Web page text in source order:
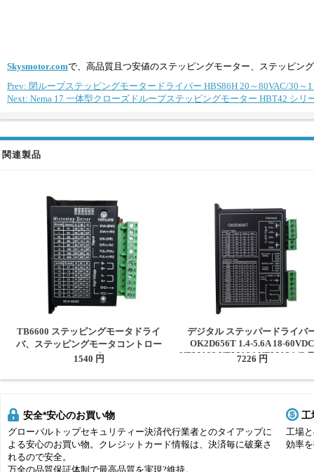
Skysmotor.comで、高品質且つ安値のステッピングモーター、ステッピン
Prev: 閉ループステッピングモータードライバー HBS86H 20～80VAC/30
Next: Nema 17 一体型クローズドループステッピングモーター HBT42 シ
関連製品
TB6600 ステッピングモータドライ
バ、ステッピングモータコントロー
ラー 9-40VDC 4A 2相 NEMA 17、
1540 円
デジタル ステッパードライバ
OK2D656T 1.4-5.6A 18-60VDC
NEMA23 NEMA24 NEMA34 ス
7226 円
安全*安心のお買い物
グローバルトップセキュリティー決済代行業者とのタイアップに
よる安心のお買い物。クレジットカード情報は、決済毎に破棄さ
れるので安全。
万全の品質保証体制で最高品質を実現?維持。
工
工場
効率